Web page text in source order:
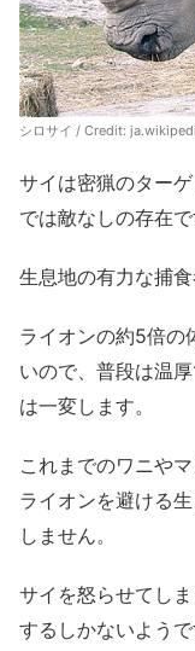
シロサイ / Credit:
サイは密猟のター
では敵なしの存在で
生息地の有力な捕
ライオンの約5倍の
いので、普段は温
は一変します。
これまでのワニや
ライオンを避ける
しません。
サイを怒らせてし
するしかないようで